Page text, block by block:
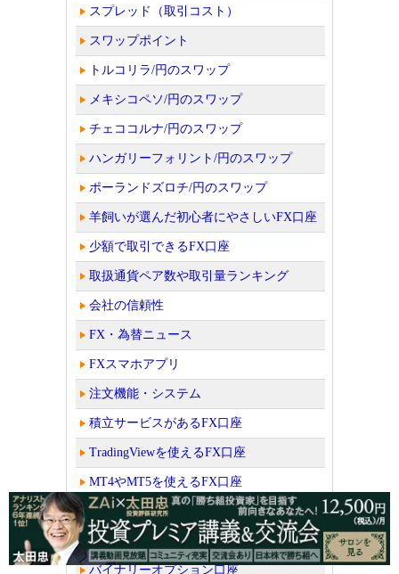
スプレッド（取引コスト）
スワップポイント
トルコリラ/円のスワップ
メキシコペソ/円のスワップ
チェココルナ/円のスワップ
ハンガリーフォリント/円のスワップ
ポーランドズロチ/円のスワップ
羊飼いが選んだ初心者にやさしいFX口座
少額で取引できるFX口座
取扱通貨ペア数や取引量ランキング
会社の信頼性
FX・為替ニュース
FXスマホアプリ
注文機能・システム
積立サービスがあるFX口座
TradingViewを使えるFX口座
MT4やMT5を使えるFX口座
FX自動売買（シストレ）口座
CFD口座
バイナリーオプション口座